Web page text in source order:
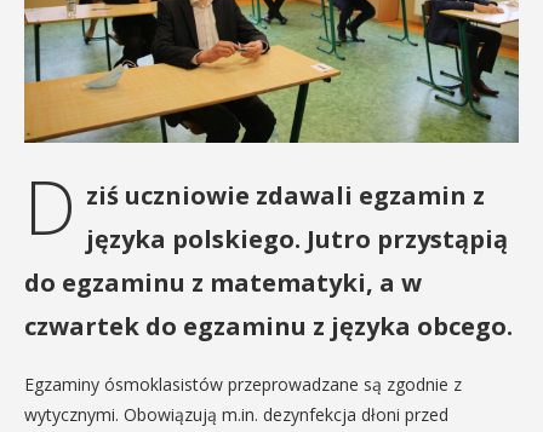
D ziś uczniowie zdawali egzamin z
języka polskiego. Jutro przystąpią
do egzaminu z matematyki, a w
czwartek do egzaminu z języka obcego.
Egzaminy ósmoklasistów przeprowadzane są zgodnie z
wytycznymi. Obowiązują m.in. dezynfekcja dłoni przed